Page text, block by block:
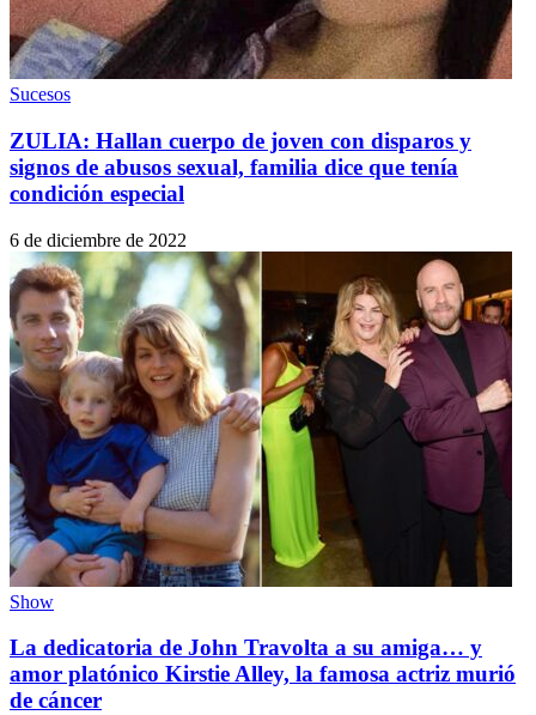
Sucesos
ZULIA: Hallan cuerpo de joven con disparos y
signos de abusos sexual, familia dice que tenía
condición especial
6 de diciembre de 2022
Show
La dedicatoria de John Travolta a su amiga… y
amor platónico Kirstie Alley, la famosa actriz murió
de cáncer